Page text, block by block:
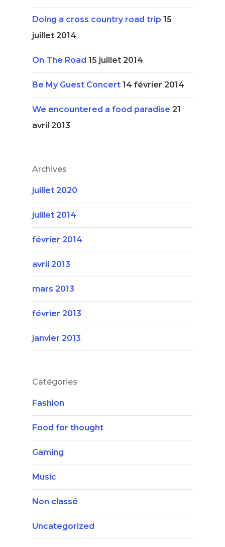
Doing a cross country road trip 15
juillet 2014
On The Road 15 juillet 2014
Be My Guest Concert 14 février 2014
We encountered a food paradise 21
avril 2013
Archives
juillet 2020
juillet 2014
février 2014
avril 2013
mars 2013
février 2013
janvier 2013
Catégories
Fashion
Food for thought
Gaming
Music
Non classé
Uncategorized